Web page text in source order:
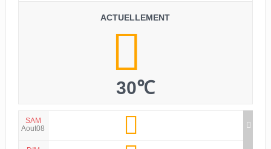
ACTUELLEMENT
30℃
SAM
Aout08